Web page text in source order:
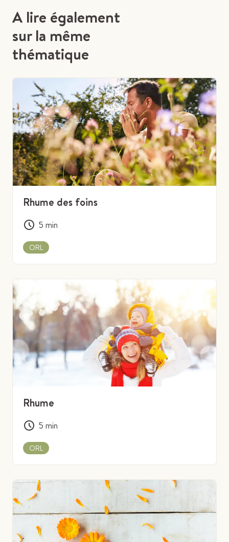
A lire également
sur la même
thématique
Rhume des foins
5 min
ORL
Rhume
5 min
ORL